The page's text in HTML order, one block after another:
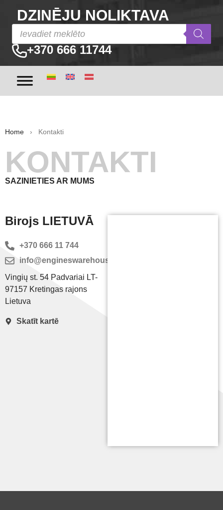
DZINĒJU NOLIKTAVA
+370 666 11744
Home › Kontakti
KONTAKTI
SAZINIETIES AR MUMS
Birojs LIETUVĀ
+370 666 11 744
info@engineswarehouse.com
Vingių st. 54 Padvariai LT-
97157 Kretingas rajons
Lietuva
Skatīt kartē